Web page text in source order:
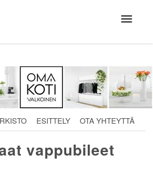
Avaa
valikko
ESITTELY OTA YHTEYTTÄ
vappubileet